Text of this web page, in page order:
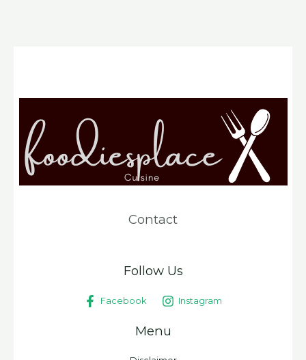
Contact
Follow Us
Facebook Instagram
Menu